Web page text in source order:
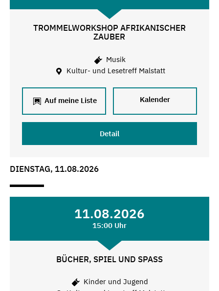
TROMMELWORKSHOP AFRIKANISCHER
ZAUBER
Musik
Kultur- und Lesetreff Malstatt
Auf meine Liste Kalender
Detail
DIENSTAG, 11.08.2026
11.08.2026
15:00 Uhr
BÜCHER, SPIEL UND SPASS
Kinder und Jugend